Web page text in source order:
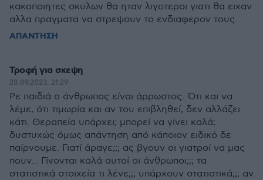
κακοποιητες σκυλων θα ηταν λιγοτεροι γιατι θα ειχαν
αλλα πραγματα να στρεψουν το ενδιαφερον τους.
ΑΠΑΝΤΗΣΗ
Τροφή για σκεψη
28.09.2023, 21:29
Ρε παιδιά ο άνθρωπος είναι άρρωστος. Ότι και να
λέμε, ότι τιμωρία και αν του επιβληθεί, δεν αλλάζει
κάτι. Θεραπεία υπάρχει; μπορεί να γίνει καλά;
δυστυχώς όμως απάντηση από κάποιον ειδικό δε
παίρνουμε. Γιατί άραγε;;; ας βγουν οι γιατροί να μας
πουν... Γίνονται καλά αυτοί οι άνθρωποι;;; τα
στατιστικά στοιχεία τι λένε;;; υπάρχουν στατιστικά;;; αν